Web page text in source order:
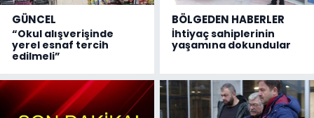
GÜNCEL
“Okul alışverişinde
yerel esnaf tercih
edilmeli”
BÖLGEDEN HABERLER
İhtiyaç sahiplerinin
yaşamına dokundular